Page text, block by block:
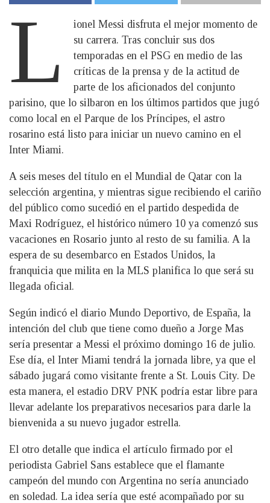
L
ionel Messi disfruta el mejor momento de
su carrera. Tras concluir sus dos
temporadas en el PSG en medio de las
críticas de la prensa y de la actitud de
parte de los aficionados del conjunto
parisino, que lo silbaron en los últimos partidos que jugó
como local en el Parque de los Príncipes, el astro
rosarino está listo para iniciar un nuevo camino en el
Inter Miami.
A seis meses del título en el Mundial de Qatar con la
selección argentina, y mientras sigue recibiendo el cariño
del público como sucedió en el partido despedida de
Maxi Rodríguez, el histórico número 10 ya comenzó sus
vacaciones en Rosario junto al resto de su familia. A la
espera de su desembarco en Estados Unidos, la
franquicia que milita en la MLS planifica lo que será su
llegada oficial.
Según indicó el diario Mundo Deportivo, de España, la
intención del club que tiene como dueño a Jorge Mas
sería presentar a Messi el próximo domingo 16 de julio.
Ese día, el Inter Miami tendrá la jornada libre, ya que el
sábado jugará como visitante frente a St. Louis City. De
esta manera, el estadio DRV PNK podría estar libre para
llevar adelante los preparativos necesarios para darle la
bienvenida a su nuevo jugador estrella.
El otro detalle que indica el artículo firmado por el
periodista Gabriel Sans establece que el flamante
campeón del mundo con Argentina no sería anunciado
en soledad. La idea sería que esté acompañado por su